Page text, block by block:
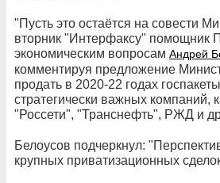
"Пусть это остаётся на совести
вторник "Интерфаксу" помощник
экономическим вопросам Андрей
комментируя предложение
продать в 2020-22 годах
стратегически важных компаний,
"Россети", "Транснефть", РЖД и
Белоусов подчеркнул:
крупных приватизационных